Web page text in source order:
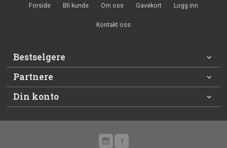
Forside Bli kunde Om oss Gavekort Logg inn
Kontakt oss
Bestselgere
Partnere
Din konto